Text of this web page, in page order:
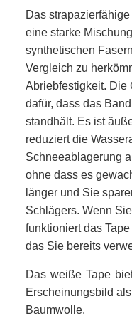
Das
eine starke
synthetischen
Vergleich zu
Abriebfestigkeit. Die
dafür, dass das
standhält. Es ist
reduziert die
Schneeablagerung
ohne dass es
länger und Sie
Schlägers. Wenn
funktioniert das
das Sie bereits
Das weiße Tape
Erscheinungsbild
Baumwolle.